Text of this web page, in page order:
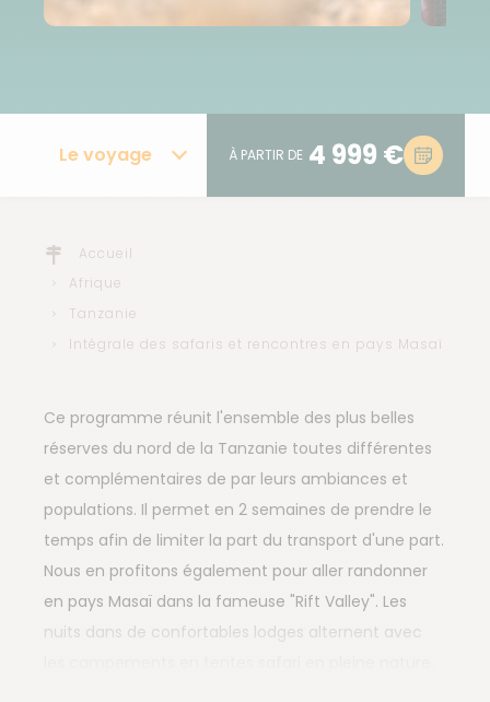
Le voyage À PARTIR DE 4 999 €
Accueil
Afrique
Tanzanie
Intégrale des safaris et rencontres en pays Masaï
Ce programme réunit l'ensemble des plus belles
réserves du nord de la Tanzanie toutes différentes
et complémentaires de par leurs ambiances et
populations. Il permet en 2 semaines de prendre le
temps afin de limiter la part du transport d'une part.
Nous en profitons également pour aller randonner
en pays Masaï dans la fameuse "Rift Valley". Les
nuits dans de confortables lodges alternent avec